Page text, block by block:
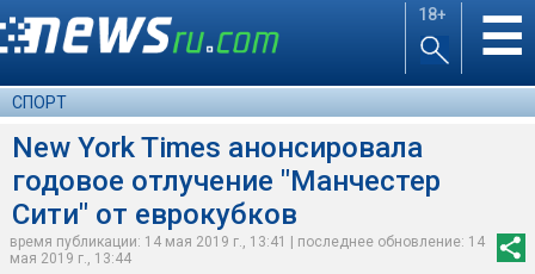
18+ ☰
СПОРТ
New York Times анонсировала
годовое отлучение "Манчестер
Сити" от еврокубков
время публикации: 14 мая 2019 г., 13:41 | последнее обновление: 14
мая 2019 г., 13:44